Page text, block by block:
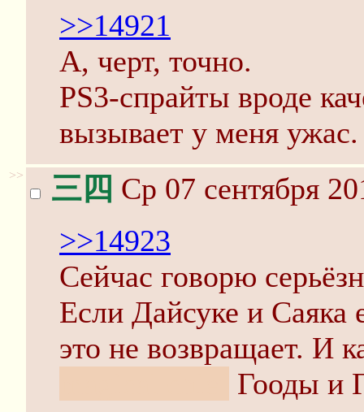
>>14921
А, черт, точно.
PS3-спрайты вроде
вызывает у меня ужас.
>> 三四 Ср 07 сентября
>>14923
Сейчас говорю
Если Дайсуке и
это не возвращает. И
Гооды и